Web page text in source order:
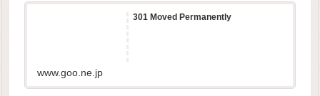
301 Moved Permanently
www.goo.ne.jp